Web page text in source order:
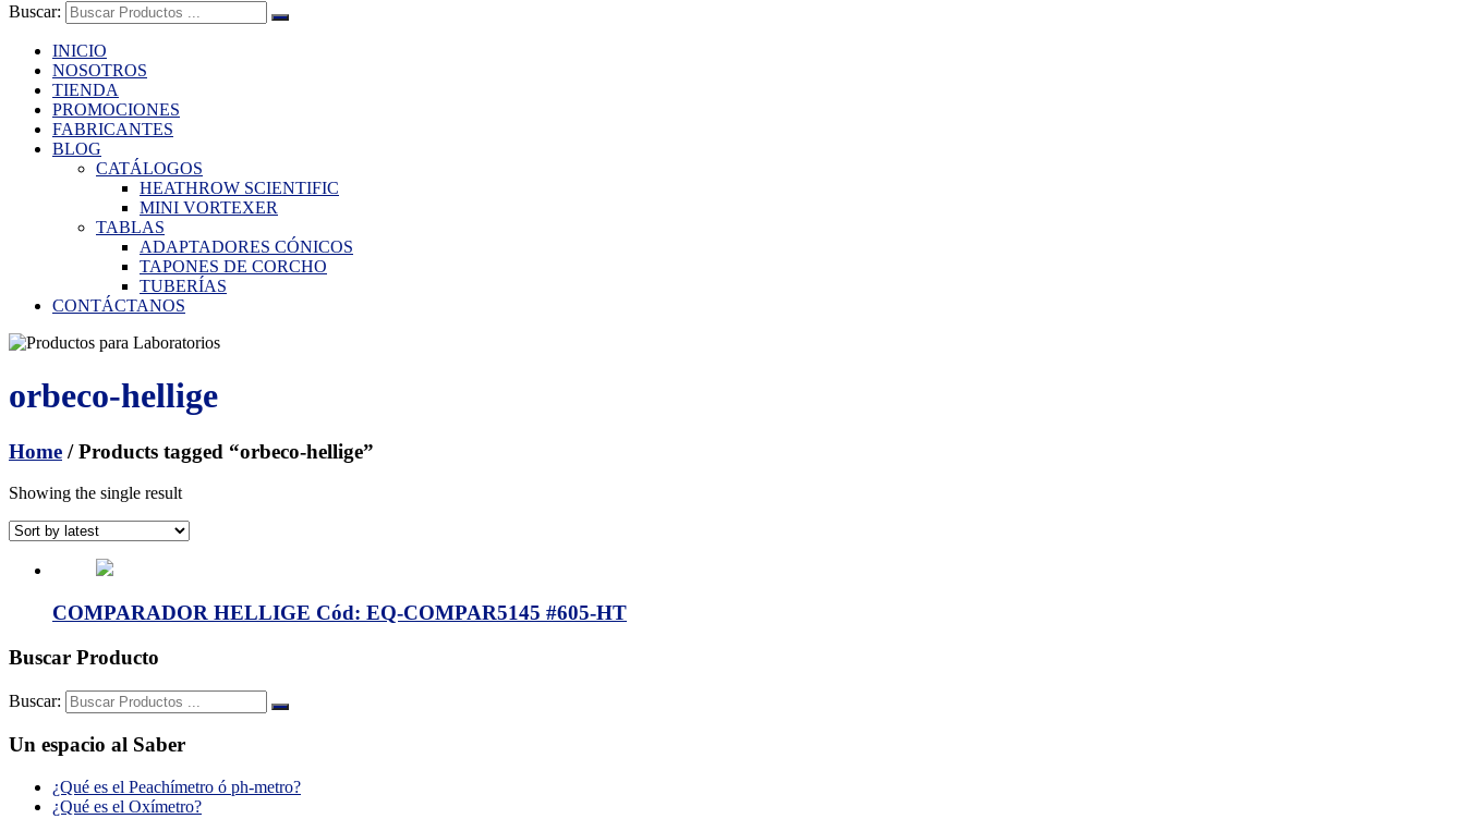
Buscar:
INICIO
NOSOTROS
TIENDA
PROMOCIONES
FABRICANTES
BLOG
CATÁLOGOS
HEATHROW SCIENTIFIC
MINI VORTEXER
TABLAS
ADAPTADORES CÓNICOS
TAPONES DE CORCHO
TUBERÍAS
CONTÁCTANOS
orbeco-hellige
Home / Products tagged “orbeco-hellige”
Showing the single result
COMPARADOR HELLIGE Cód: EQ-COMPAR5145 #605-HT
Buscar Producto
Buscar:
Un espacio al Saber
¿Qué es el Peachímetro ó ph-metro?
¿Qué es el Oxímetro?